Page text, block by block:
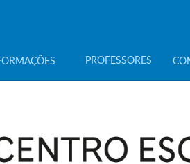
PROFESSORES